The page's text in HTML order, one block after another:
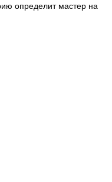
определит мастер на